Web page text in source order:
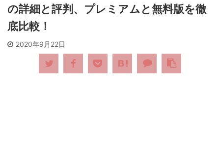
の詳細と評判、プレミアムと無料版を徹
底比較！
2020年9月22日